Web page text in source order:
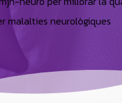
malalties neurològiques